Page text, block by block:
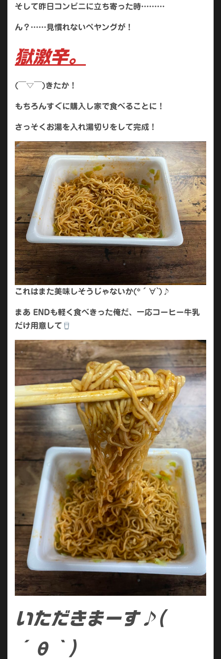
そして昨日コンビニに立ち寄った時………
ん？……見慣れないペヤングが！
獄激辛。
(￣▽￣)きたか！
もちろんすぐに購入し家で食べることに！
さっそくお湯を入れ湯切りをして完成！
これはまた美味しそうじゃないか(*´∀`)♪
まあ ENDも軽く食べきった俺だ、一応コーヒー牛乳
だけ用意して
いただきまーす♪(
´θ｀)